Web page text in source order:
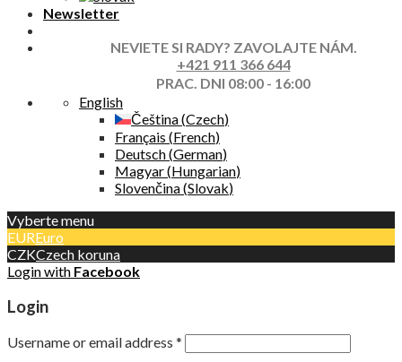
Newsletter
NEVIETE SI RADY? ZAVOLAJTE NÁM.
+421 911 366 644
PRAC. DNI 08:00 - 16:00
English
Čeština(Czech)
Français (French)
Deutsch(German)
Magyar(Hungarian)
Slovenčina(Slovak)
Vyberte menu
EUREuro
CZKCzech koruna
Login with Facebook
Login
Username or email address *